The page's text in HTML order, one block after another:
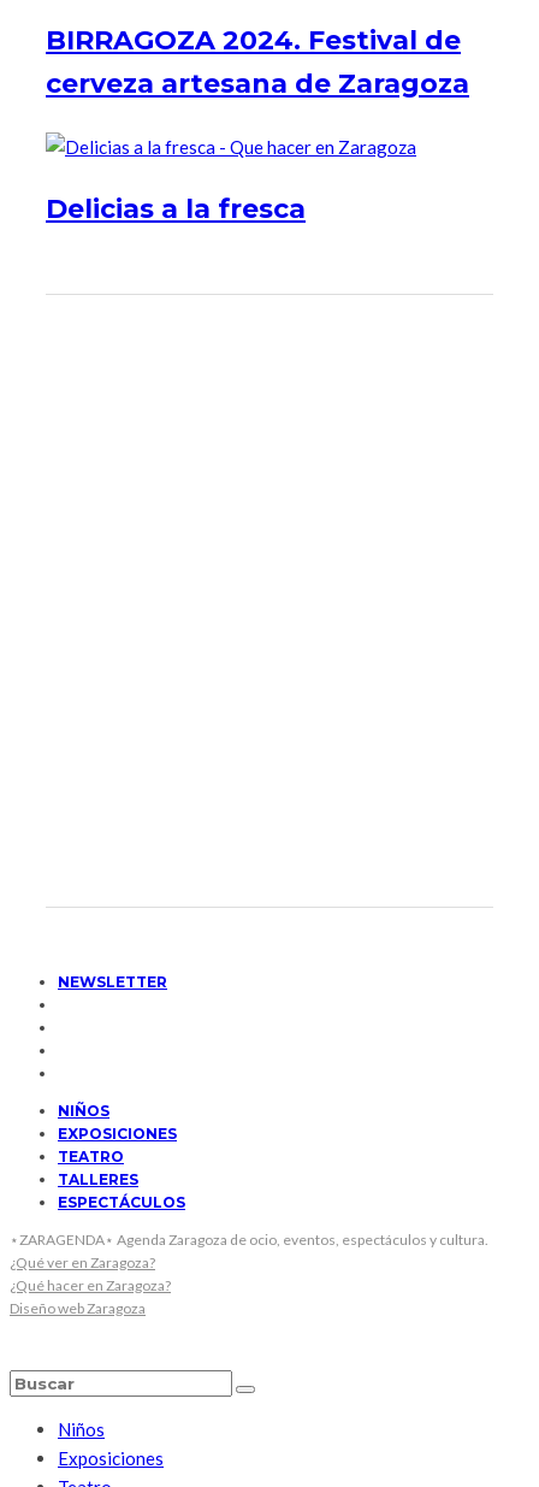
BIRRAGOZA 2024. Festival de
cerveza artesana de Zaragoza
Delicias a la fresca
NEWSLETTER
NIÑOS
EXPOSICIONES
TEATRO
TALLERES
ESPECTÁCULOS
⋆ZARAGENDA⋆ Agenda Zaragoza de ocio, eventos, espectáculos y cultura.
¿Qué ver en Zaragoza?
¿Qué hacer en Zaragoza?
Diseño web Zaragoza
Niños
Exposiciones